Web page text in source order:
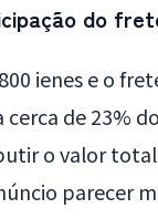
do
ienes e o
de 23%
o valor
parecer